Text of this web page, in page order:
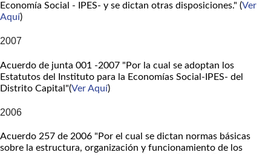
Economía Social - IPES- y se dictan otras disposiciones." (Ver
Aquí)
2007
Acuerdo de junta 001 -2007 "Por la cual se adoptan los
Estatutos del Instituto para la Economías Social-IPES- del
Distrito Capital"(Ver Aquí)
2006
Acuerdo 257 de 2006 "Por el cual se dictan normas básicas
sobre la estructura, organización y funcionamiento de los